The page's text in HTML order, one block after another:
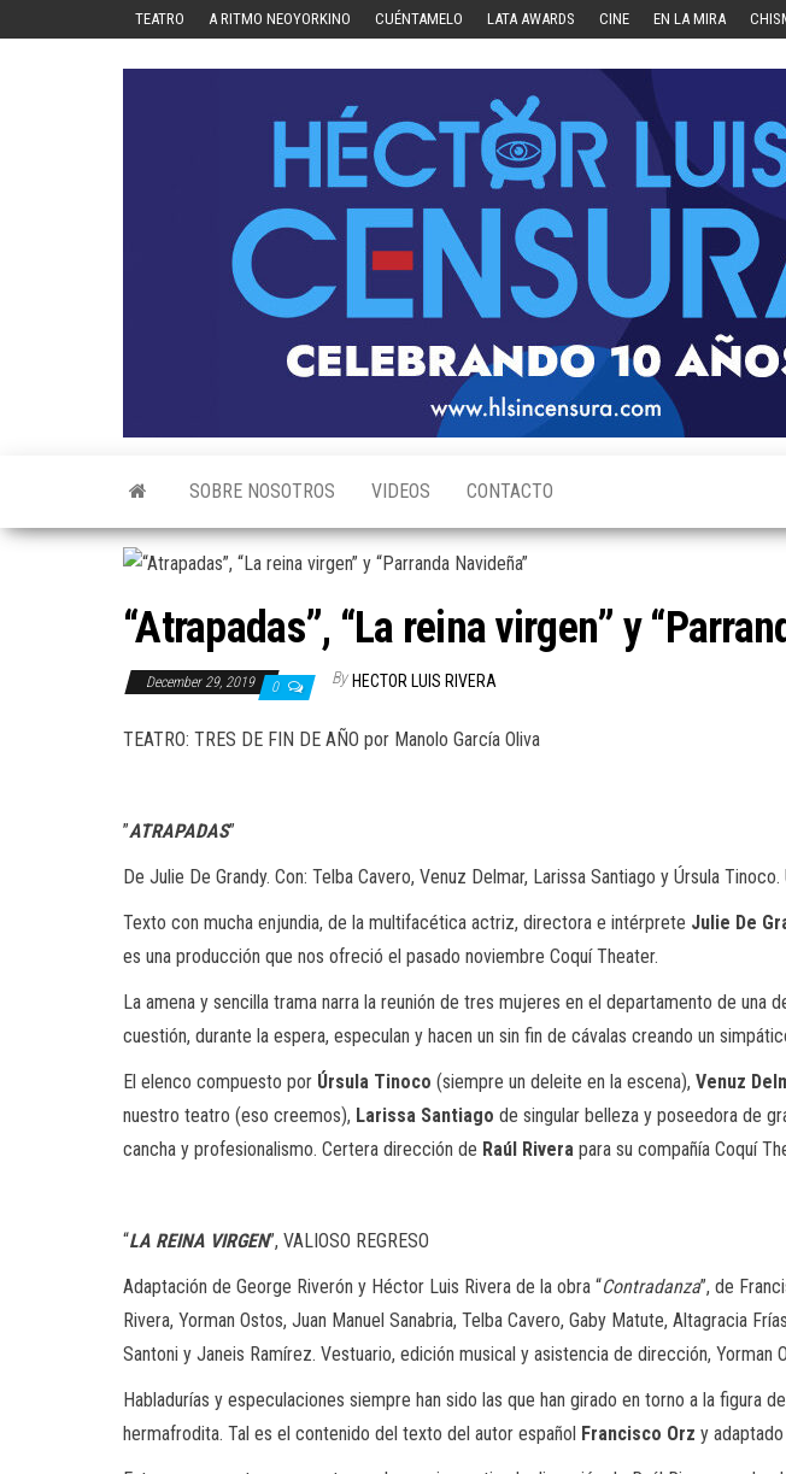
TEATRO A RITMO NEOYORKINO CUÉNTAMELO LATA AWARDS CINE EN LA MIRA
SOBRE NOSOTROS VIDEOS CONTACTO
“Atrapadas”, “La reina virgen” y
December 29, 2019 0 By HECTOR LUIS RIVERA
TEATRO: TRES DE FIN DE AÑO por Manolo García Oliva
”ATRAPADAS”
De Julie De Grandy. Con: Telba Cavero, Venuz Delmar, Larissa Santiago y Úrsula
Texto con mucha enjundia, de la multifacética actriz, directora e intérprete Julie De
es una producción que nos ofreció el pasado noviembre Coquí Theater.
La amena y sencilla trama narra la reunión de tres mujeres en el departamento de
cuestión, durante la espera, especulan y hacen un sin fin de cávalas creando un
El elenco compuesto por Úrsula Tinoco (siempre un deleite en la escena), Venuz
nuestro teatro (eso creemos), Larissa Santiago de singular belleza y poseedora de
cancha y profesionalismo. Certera dirección de Raúl Rivera para su compañía Coquí
“LA REINA VIRGEN”, VALIOSO REGRESO
Adaptación de George Riverón y Héctor Luis Rivera de la obra “Contradanza”, de
Rivera, Yorman Ostos, Juan Manuel Sanabria, Telba Cavero, Gaby Matute, Altagracia
Santoni y Janeis Ramírez. Vestuario, edición musical y asistencia de dirección, Yorman
Habladurías y especulaciones siempre han sido las que han girado en torno a la figura
hermafrodita. Tal es el contenido del texto del autor español Francisco Orz y